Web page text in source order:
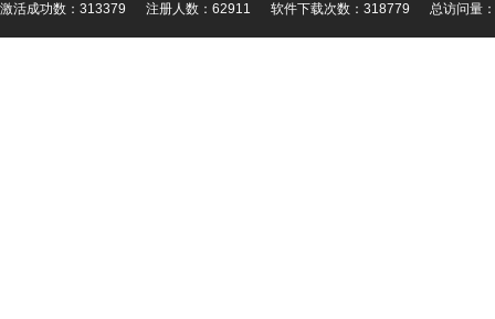
激活成功数：313379 注册人数：62911 软件下载次数：318779 总访问量